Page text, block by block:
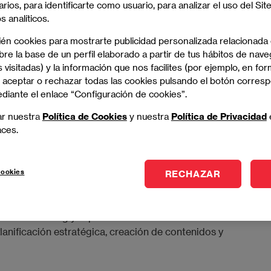
cuáles no, elaborar los contenidos de forma diferente
de fans, moderar los comentarios y saber leer
optimizar la estrategia. Estas y muchas otras son
un community manager
de un
el marketing y la publicidad en los canales sociales de
estratégica, creación de contenidos y
para identificarte como usuario, para analizar el uso del
analíticos.
cookies para mostrarte publicidad personalizada relacionada
la base de un perfil elaborado a partir de tus hábitos de
visitadas) y la información que nos facilites (por ejemplo, en
aceptar o rechazar todas las cookies pulsando el botón
el enlace “Configuración de cookies”.
nuestra Política de Cookiesy nuestra Política de Privacidad
RECHAZAR